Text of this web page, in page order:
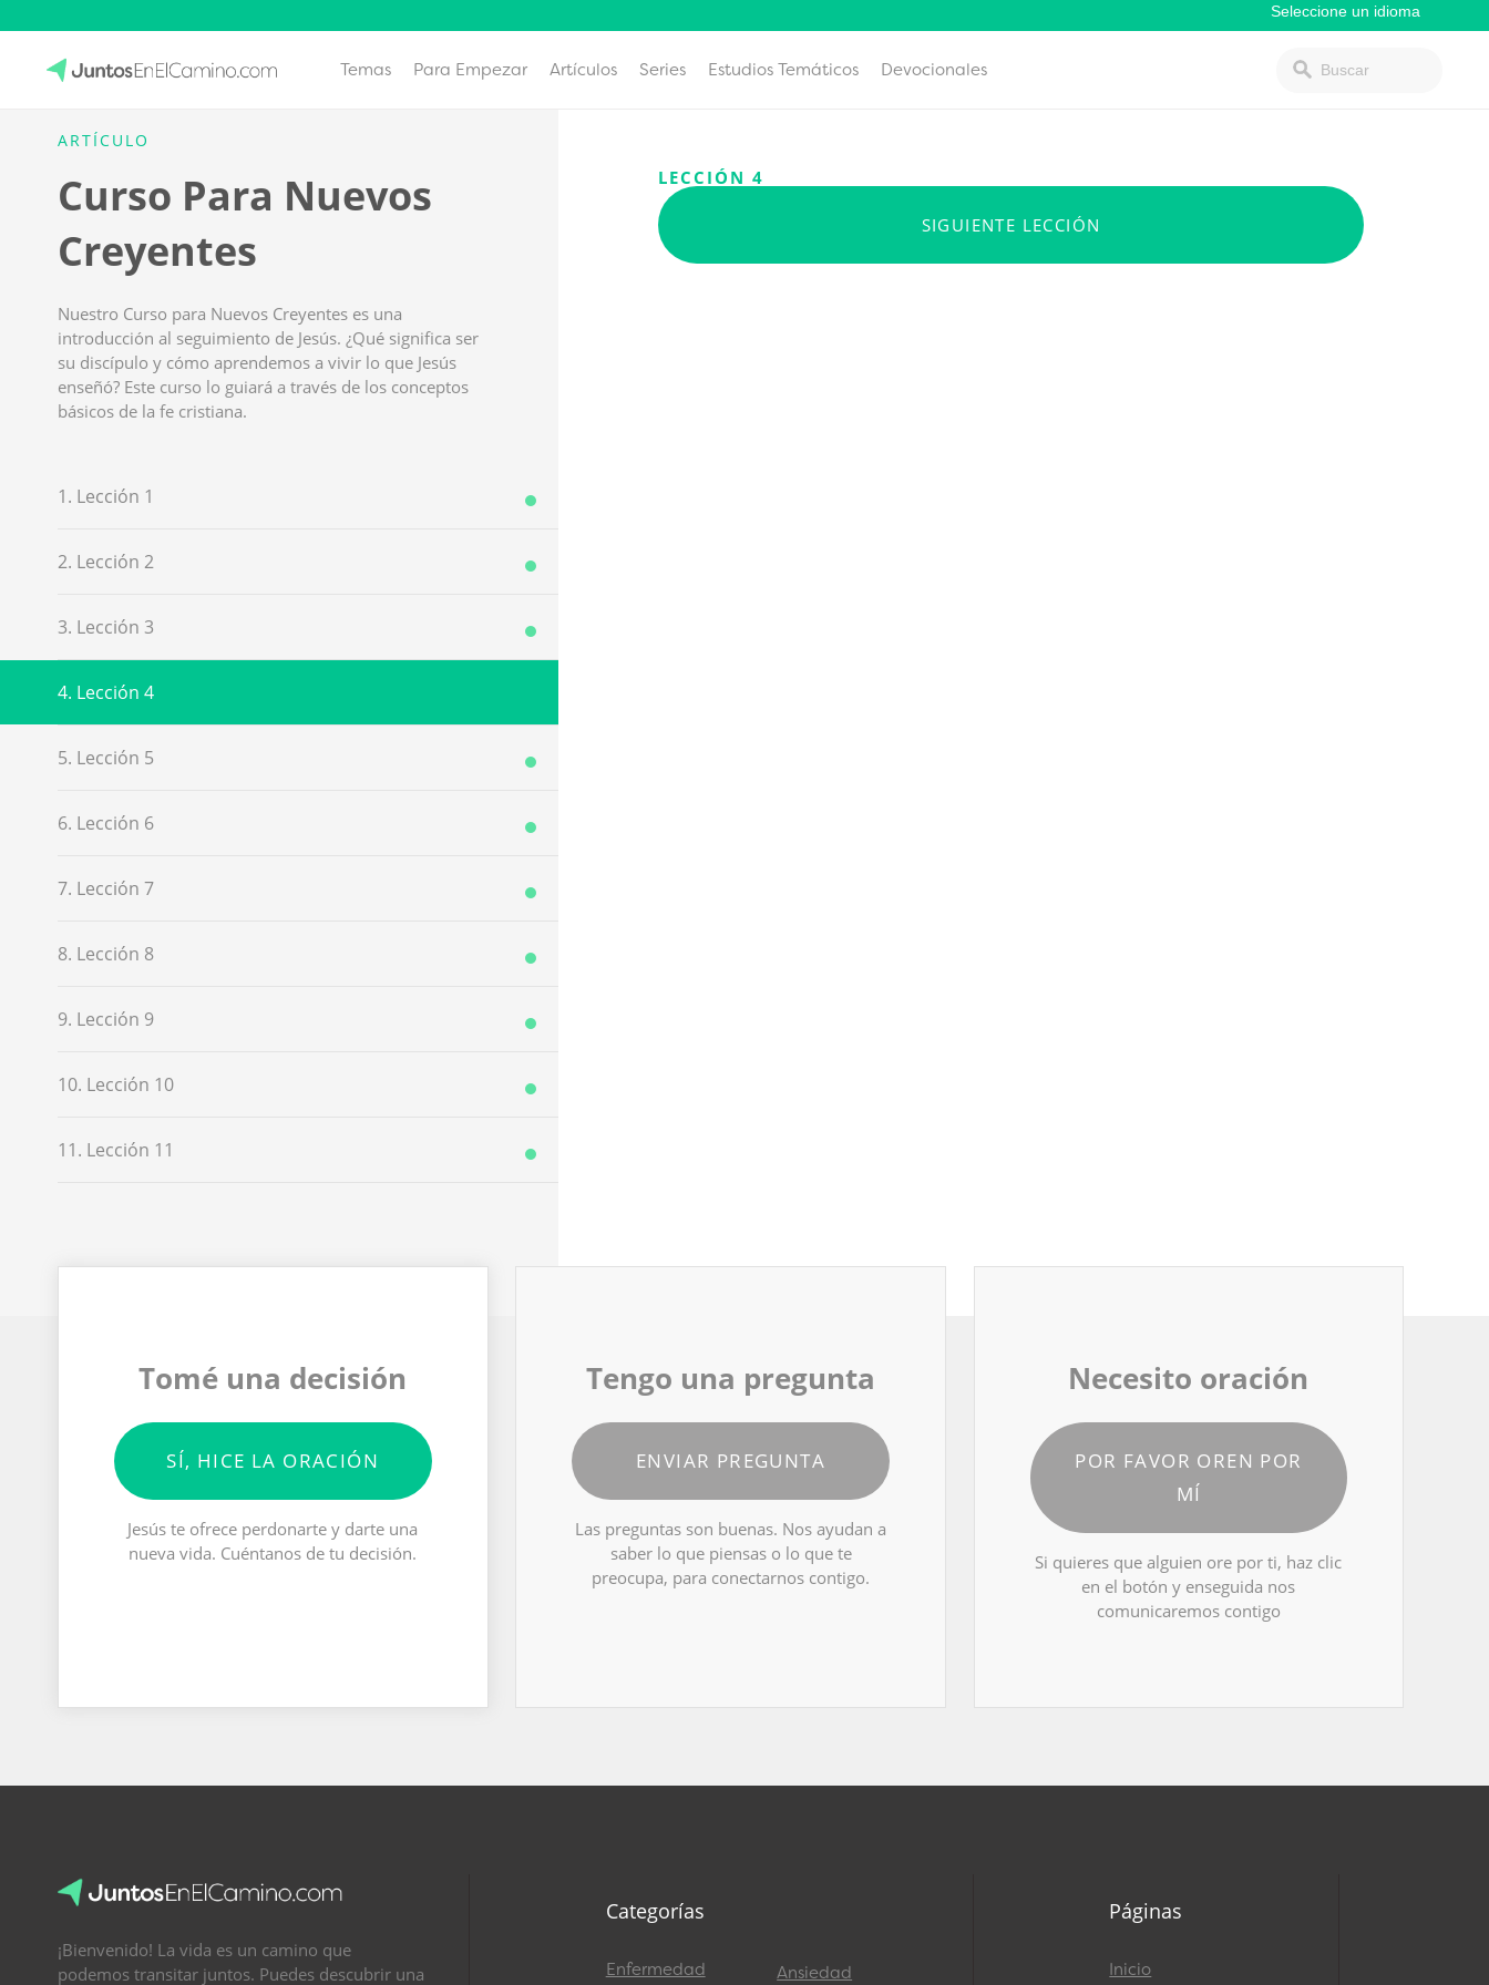
JuntosEnElCamino.com
Temas Para Empezar Artículos Series Estudios Temáticos Devocionales
ARTÍCULO
Curso Para Nuevos
Creyentes
Nuestro Curso para Nuevos Creyentes es una
introducción al seguimiento de Jesús. ¿Qué significa ser
su discípulo y cómo aprendemos a vivir lo que Jesús
enseñó? Este curso lo guiará a través de los conceptos
básicos de la fe cristiana.
1. Lección 1
2. Lección 2
3. Lección 3
4. Lección 4
5. Lección 5
6. Lección 6
7. Lección 7
8. Lección 8
9. Lección 9
10. Lección 10
11. Lección 11
LECCIÓN 4
SIGUIENTE LECCIÓN
Tomé una decisión
SÍ, HICE LA ORACIÓN
Jesús te ofrece perdonarte y darte una
nueva vida. Cuéntanos de tu decisión.
Tengo una pregunta
ENVIAR PREGUNTA
Las preguntas son buenas. Nos ayudan a
saber lo que piensas o lo que te
preocupa, para conectarnos contigo.
Necesito oración
POR FAVOR OREN POR
MÍ
Si quieres que alguien ore por ti, haz clic
en el botón y enseguida nos
comunicaremos contigo
¡Bienvenido! La vida es un camino que
podemos transitar juntos. Puedes descubrir una
Categorías
Enfermedad Ansiedad
Páginas
Inicio